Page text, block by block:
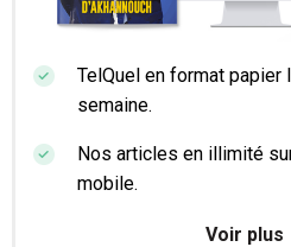
TelQuel en format papier
semaine.
Nos articles en illimité
mobile.
Le magazine TelQuel en
Voir plus